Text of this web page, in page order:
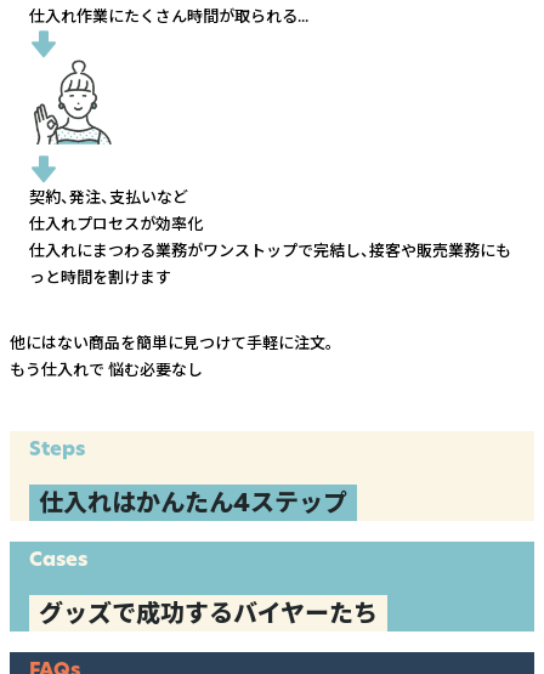
仕入れ作業にたくさん時間が取られる...
契約、発注、支払いなど
仕入れプロセスが効率化
仕入れにまつわる業務がワンストップで完結し、接客や販売業務にも
っと時間を割けます
他にはない商品を簡単に見つけて手軽に注文。
もう仕入れで 悩む必要なし
Steps
仕入れはかんたん4ステップ
Cases
グッズで成功するバイヤーたち